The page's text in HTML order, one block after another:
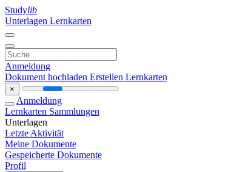
Studylib
Unterlagen Lernkarten
Anmeldung
Dokument hochladen Erstellen Lernkarten
×
Anmeldung
Lernkarten Sammlungen
Unterlagen
Letzte Aktivität
Meine Dokumente
Gespeicherte Dokumente
Profil